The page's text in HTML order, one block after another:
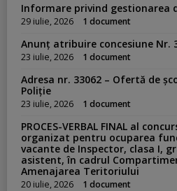
Informare privind gestionarea
29 iulie, 2026 1 document
Anunț atribuire concesiune Nr.
23 iulie, 2026 1 document
Adresa nr. 33062 – Ofertă de
Poliție
23 iulie, 2026 1 document
PROCES-VERBAL FINAL al
organizat pentru ocuparea
vacante de Inspector, clasa I,
asistent, în cadrul
Amenajarea Teritoriului
20 iulie, 2026 1 document